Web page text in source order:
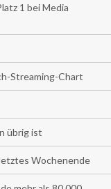
1 bei Media
Streaming-Chart
übrig ist
Wochenende